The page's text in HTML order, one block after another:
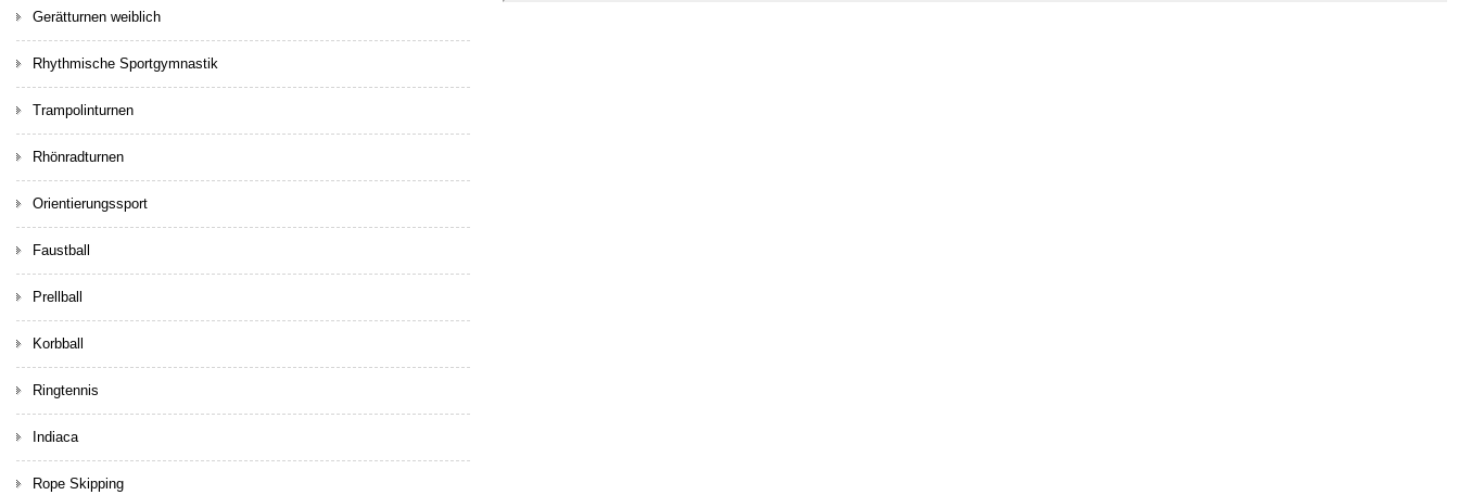
Gerätturnen weiblich
Rhythmische Sportgymnastik
Trampolinturnen
Rhönradturnen
Orientierungssport
Faustball
Prellball
Korbball
Ringtennis
Indiaca
Rope Skipping